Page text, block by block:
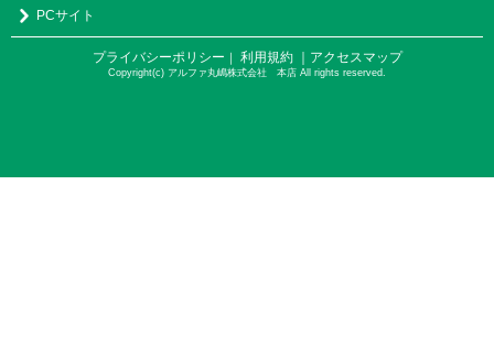
PCサイト
プライバシーポリシー ｜ 利用規約 ｜アクセスマップ
Copyright(c) アルファ丸嶋株式会社 本店 All rights reserved.